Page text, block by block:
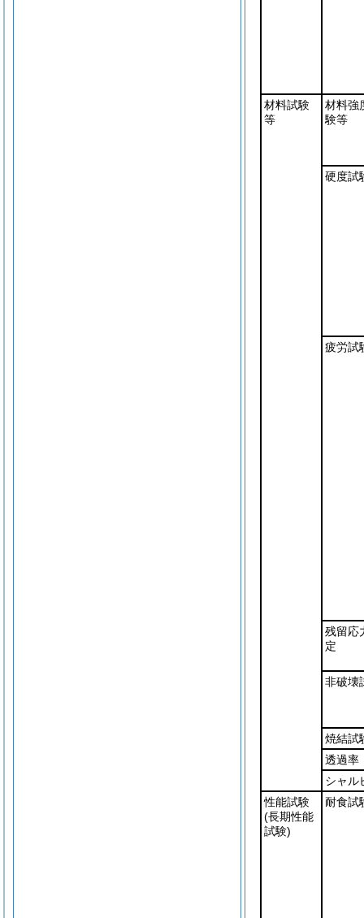
材料試験
等
材料強
験等
硬度試
疲労試
残留応
定
非破壊
焼結試
透過率
シャル
性能試験
(長期性能
試験)
耐食試